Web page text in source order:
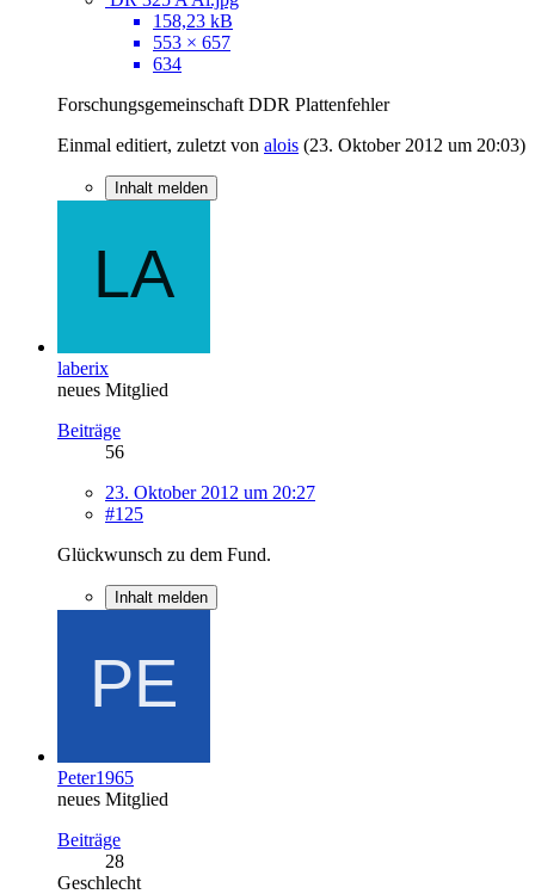
158,23 kB
553 × 657
634
Forschungsgemeinschaft DDR Plattenfehler
Einmal editiert, zuletzt von alois (23. Oktober 2012 um 20:03)
Inhalt melden
laberix
neues Mitglied
Beiträge
56
23. Oktober 2012 um 20:27
#125
Glückwunsch zu dem Fund.
Inhalt melden
Peter1965
neues Mitglied
Beiträge
28
Geschlecht